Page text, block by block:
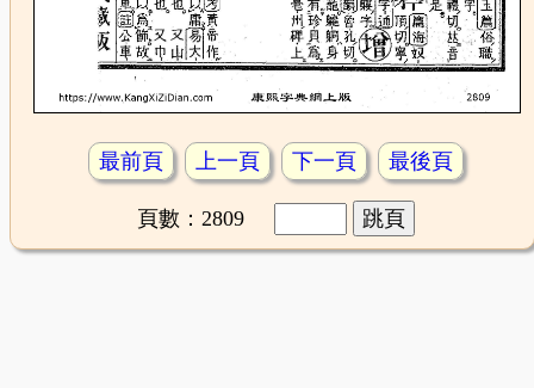
最前頁 上一頁 下一頁 最後頁
頁數：2809